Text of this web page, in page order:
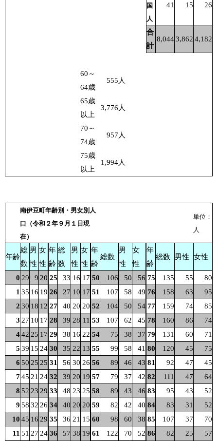
国
人
41 15 26
合
計
8,0443,862 4,182
60～
64歳
555 人
65歳
以上
3,776 人
70～
74歳
957 人
75歳
以上
1,994人
南伊豆町年齢別・男女別人
口（令和２年９月１日現
在）
単位：
人
年齢
総
数
男
性
女
性
年
齢
総
数
男
性
女
性
年
齢
総数
男
性
女
性
年
齢
総数 男性 女性
0 29 9 20 25 33 16 17 50 106 50 56 75 135 55
80
1 35 16 19 26 27 10 17 51 107 58 49 76 158 63
95
2 30 18 12 27 40 20 20 52 104 50 54 77 159 74
85
3 27 10 17 28 39 28 11 53 107 62 45 78 160 86
74
442 25 17 29 38 16 22 54 75 38 37 79 131 60
71
5 39 15 24 30 35 22 13 55 99 58 41 80 120 45
75
6 50 25 25 31 56 30 26 56 89 46 43 81 92 47
45
745 21 24 32 39 20 19 57 79 37 42 82 111 47
64
8 52 23 29 33 48 23 25 58 89 43 46 83 95 43
52
9 58 32 26 34 40 20 20 59 82 42 40 84 83 31
52
10 45 16 29 35 36 21 15 60 98 60 38 85 107 37
70
11 51 27 24 36 57 38 19 61 122 70 52 86 82 25
57